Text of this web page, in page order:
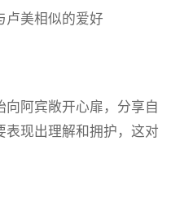
卢美相似的爱好
向阿宾敞开心扉，分享自
表现出理解和拥护，这对